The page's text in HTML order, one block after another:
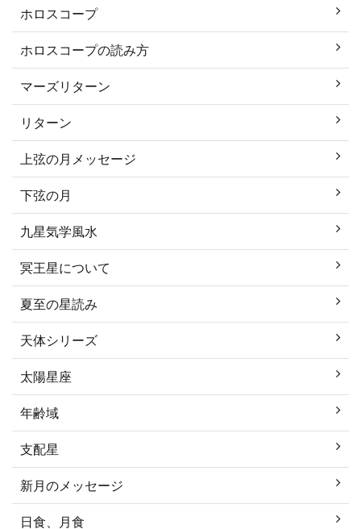
ホロスコープ
ホロスコープの読み方
マーズリターン
リターン
上弦の月メッセージ
下弦の月
九星気学風水
冥王星について
夏至の星読み
天体シリーズ
太陽星座
年齢域
支配星
新月のメッセージ
日食、月食